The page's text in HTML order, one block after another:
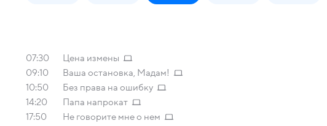
07:30
Цена измены
09:10
Ваша остановка, Мадам!
10:50
Без права на ошибку
14:20
Папа напрокат
17:50
Не говорите мне о нем